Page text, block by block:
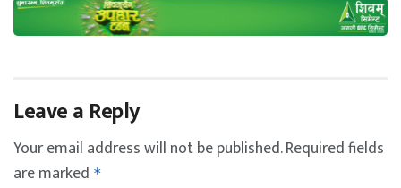
Leave a Reply
Your email address will not be published.Required fields
are marked *